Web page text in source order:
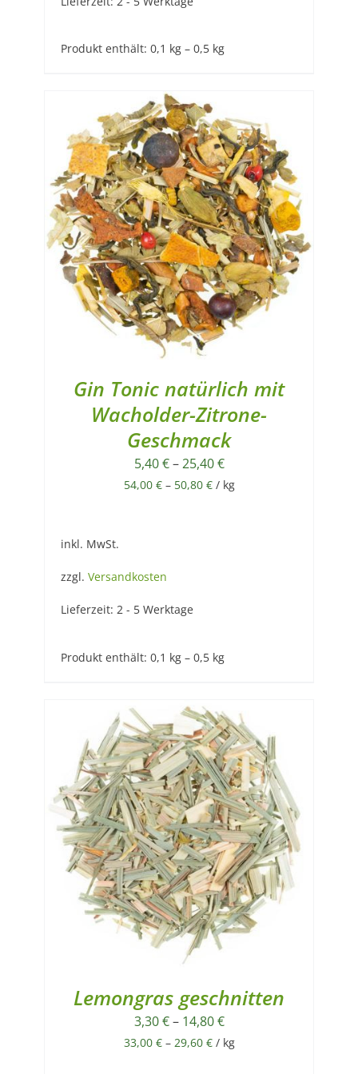
Produkt enthält: 0,1 kg – 0,5 kg
Gin Tonic natürlich mit
Wacholder-Zitrone-
Geschmack
5,40€–25,40€
54,00 €– 50,80 €/ kg
inkl. MwSt.
zzgl. Versandkosten
Lieferzeit: 2 - 5 Werktage
Produkt enthält: 0,1 kg – 0,5 kg
Lemongras geschnitten
3,30€– 14,80€
33,00 €– 29,60 €/ kg